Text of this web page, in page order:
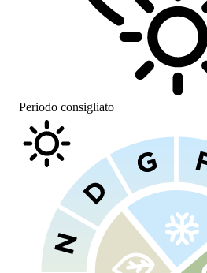
Periodo consigliato